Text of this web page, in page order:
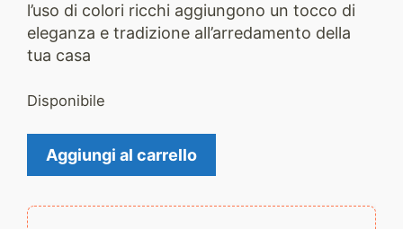
l’uso di colori ricchi aggiungono un tocco di
eleganza e tradizione all’arredamento della
tua casa
Disponibile
Tappeto
Ardabil
quantità
Aggiungi al carrello